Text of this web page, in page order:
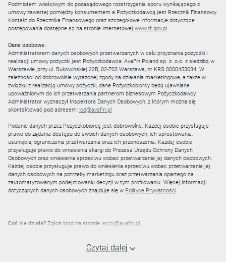
Podmiotem właściwym do pozasądowego rozstrzygania sporu wynikającego z
umowy zawartej pomiędzy konsumentem a Pożyczkodawcą jest Rzecznik Finansowy.
Kontakt do Rzecznika Finansowego oraz szczegółowe informacje dotyczące
postępowania dostępne są na stronie internetowej www.rf.gov.pl.
Dane osobowe:
Administratorem danych osobowych przetwarzanych w celu przyznania pożyczki i
realizacji umowy pożyczki jest Pożyczkodawca: AvaFin Poland sp. z. o.o. z siedzibą w
Warszawie, przy ul. Bukowińskiej 22B, 02-703 Warszawa, nr KRS 0000453034. W
zależności od dobrowolnie wyrażonej zgody na działania marketingowe, a także w
związku z realizacją umowy pożyczki, dane Pożyczkobiorcy będą ujawniane
upoważnionym do ich przetwarzania partnerom biznesowym Pożyczkodawcy.
Administrator wyznaczył Inspektora Danych Osobowych, z którym można się
skontaktować pod adresem: iod@avafin.pl
Podanie danych przez Pożyczkobiorcę jest dobrowolne. Każdej osobie przysługuje
prawo do żądania dostępu do swoich danych osobowych, ich sprostowania,
usunięcia, ograniczenia przetwarzania oraz ich przenoszenia. Każdej osobie
przysługuje prawo do wniesienia skargi do Prezesa Urzędu Ochrony Danych
Osobowych oraz wniesienia sprzeciwu wobec przetwarzania jej danych osobowych.
Każdej osobie przysługuje prawo do wniesienia sprzeciwu wobec przetwarzania jej
danych osobowych na potrzeby marketingu oraz przetwarzania opartego na
zautomatyzowanym podejmowaniu decyzji w tym profilowaniu. Więcej informacji
dotyczących danych osobowych znajduje się w Polityce Prywatności.
Coś nie działa? Zgłoś błąd na stronie: error@avafin.pl
Czytaj dalej